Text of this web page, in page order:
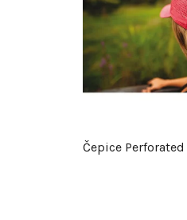
Čepice Perforated